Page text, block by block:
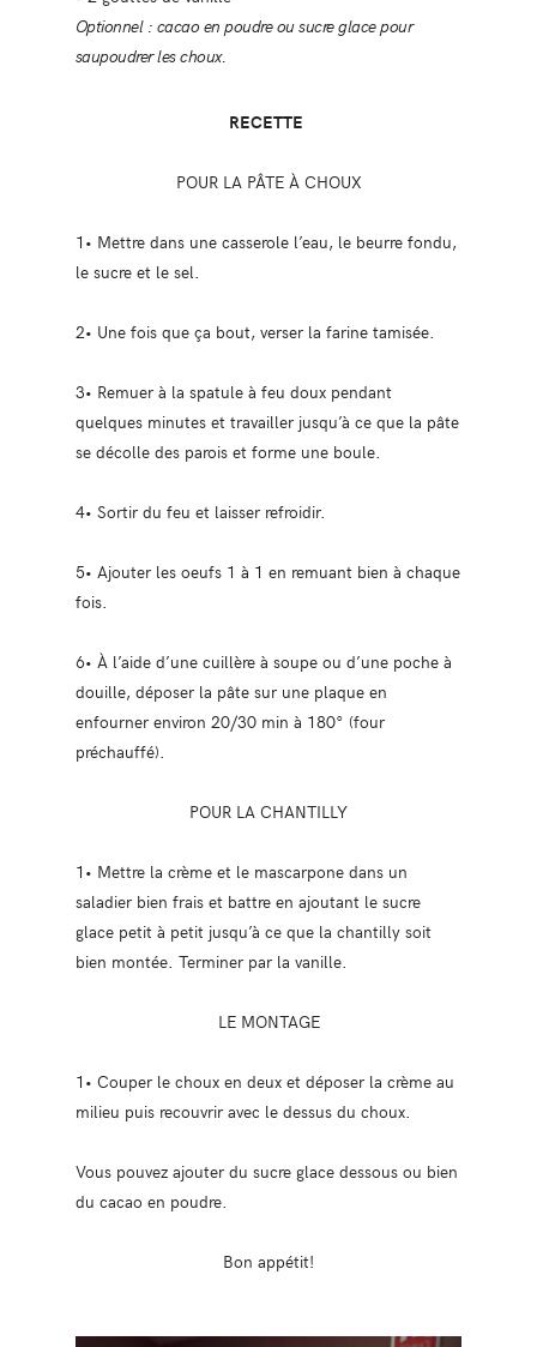
Optionnel : cacao en poudre ou sucre glace pour
saupoudrer les choux.
RECETTE
POUR LA PÂTE À CHOUX
1• Mettre dans une casserole l’eau, le beurre fondu,
le sucre et le sel.
2• Une fois que ça bout, verser la farine tamisée.
3• Remuer à la spatule à feu doux pendant
quelques minutes et travailler jusqu’à ce que la pâte
se décolle des parois et forme une boule.
4• Sortir du feu et laisser refroidir.
5• Ajouter les oeufs 1 à 1 en remuant bien à chaque
fois.
6• À l’aide d’une cuillère à soupe ou d’une poche à
douille, déposer la pâte sur une plaque en
enfourner environ 20/30 min à 180° (four
préchauffé).
POUR LA CHANTILLY
1• Mettre la crème et le mascarpone dans un
saladier bien frais et battre en ajoutant le sucre
glace petit à petit jusqu’à ce que la chantilly soit
bien montée. Terminer par la vanille.
LE MONTAGE
1• Couper le choux en deux et déposer la crème au
milieu puis recouvrir avec le dessus du choux.
Vous pouvez ajouter du sucre glace dessous ou bien
du cacao en poudre.
Bon appétit!